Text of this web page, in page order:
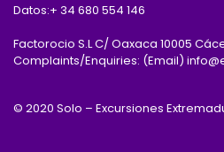
Datos:+ 34 680 554 146
Factorocio S.L C/ Oaxaca 10005
Complaints/Enquiries: (Email)
© 2020 Solo – Excursiones